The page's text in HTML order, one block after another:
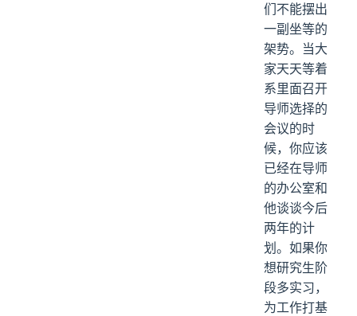
们不能摆出
一副坐等的
架势。当大
家天天等着
系里面召开
导师选择的
会议的时
候，你应该
已经在导师
的办公室和
他谈谈今后
两年的计
划。如果你
想研究生阶
段多实习，
为工作打基